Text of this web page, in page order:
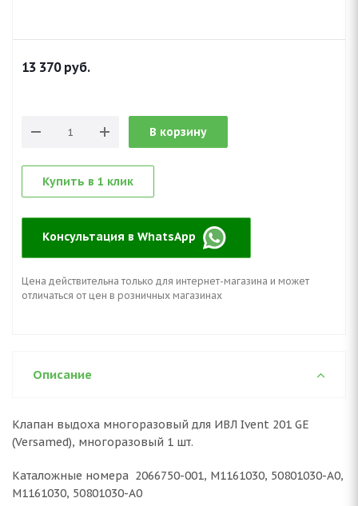
13 370руб.
В корзину
Купить в 1 клик
Консультация в WhatsApp
Цена действительна только для интернет-магазина и может
отличаться от цен в розничных магазинах
Описание
Клапан выдоха многоразовый для ИВЛ Ivent 201 GE
(Versamed), многоразовый 1 шт.
Каталожные номера 2066750-001, M1161030, 50801030-A0,
М1161030, 50801030-А0